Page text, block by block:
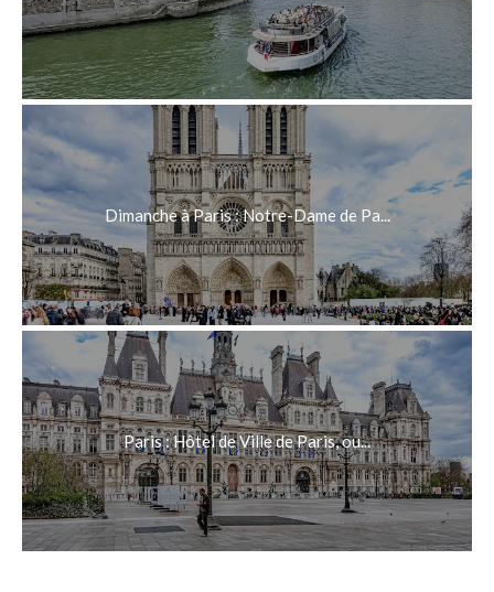
Dimanche à Paris : Notre-Dame de Pa...
Paris : Hôtel de Ville de Paris, ou...